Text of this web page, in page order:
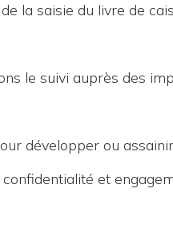
la saisie du livre de
le suivi auprès des
développer ou
et